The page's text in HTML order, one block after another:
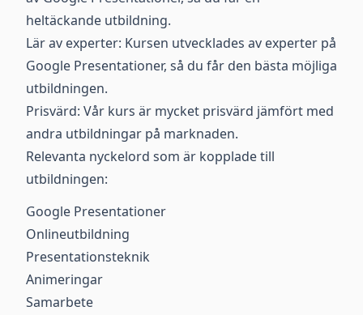
heltäckande utbildning.
Lär av experter: Kursen utvecklades av experter på
Google Presentationer, så du får den bästa möjliga
utbildningen.
Prisvärd: Vår kurs är mycket prisvärd jämfört med
andra utbildningar på marknaden.
Relevanta nyckelord som är kopplade till
utbildningen:
Google Presentationer
Onlineutbildning
Presentationsteknik
Animeringar
Samarbete